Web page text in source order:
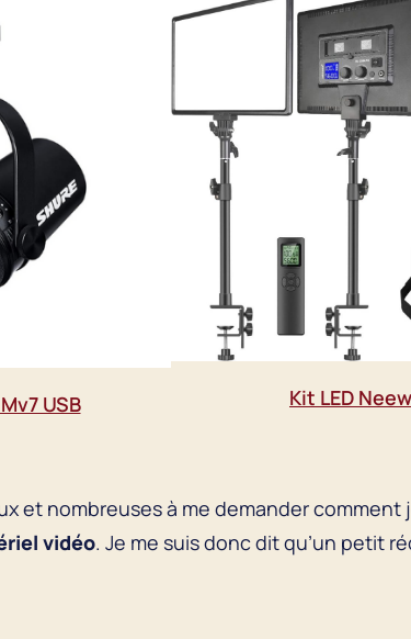
USB Kit LED
et nombreuses à me demander comment
vidéo. Je me suis donc dit qu’un petit